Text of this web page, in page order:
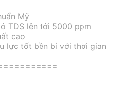
Mỹ
TDS lên tới 5000 ppm
cao
lực tốt bền bỉ với thời gian